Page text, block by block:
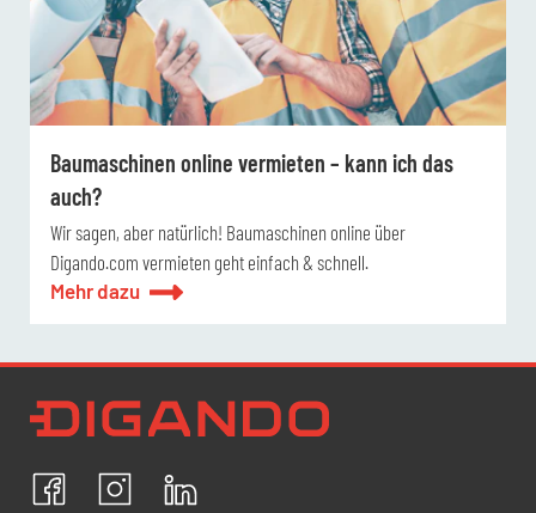
Baumaschinen online vermieten – kann ich das
auch?
Wir sagen, aber natürlich! Baumaschinen online über
Digando.com vermieten geht einfach & schnell.
Mehr dazu
FacebookInstagram
Ich bestätige, dass ich die
Datenschutzrichtlinien
personenbezogenen Daten einverstanden.